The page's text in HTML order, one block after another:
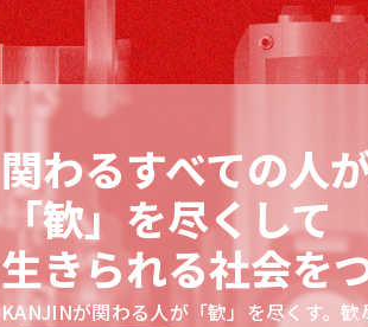
関わるすべての人が
「歓」を尽くして
生きられる社会を
KANJINが関わる人が「歓」を尽くす。